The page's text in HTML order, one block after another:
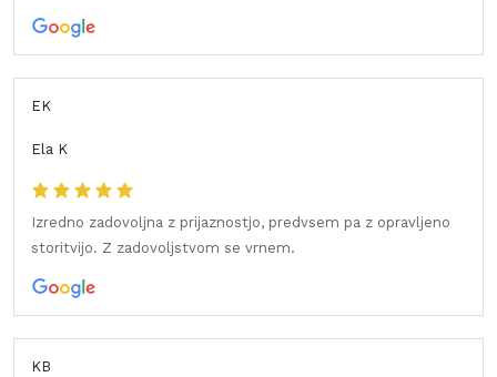
EK
Ela K
Izredno zadovoljna z prijaznostjo, predvsem pa z opravljeno
storitvijo. Z zadovoljstvom se vrnem.
KB